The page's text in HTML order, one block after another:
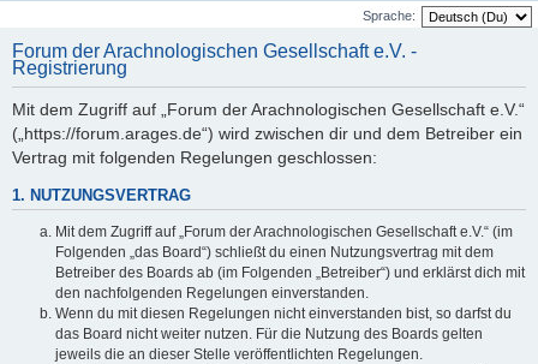
u
Sprache:
Forum der Arachnologischen Gesellschaft e.V. -
Registrierung
Mit dem Zugriff auf „Forum der Arachnologischen Gesellschaft e.V.“
(„https://forum.arages.de“) wird zwischen dir und dem Betreiber ein
Vertrag mit folgenden Regelungen geschlossen:
1. NUTZUNGSVERTRAG
Mit dem Zugriff auf „Forum der Arachnologischen Gesellschaft e.V.“ (im
Folgenden „das Board“) schließt du einen Nutzungsvertrag mit dem
Betreiber des Boards ab (im Folgenden „Betreiber“) und erklärst dich mit
den nachfolgenden Regelungen einverstanden.
Wenn du mit diesen Regelungen nicht einverstanden bist, so darfst du
das Board nicht weiter nutzen. Für die Nutzung des Boards gelten
jeweils die an dieser Stelle veröffentlichten Regelungen.